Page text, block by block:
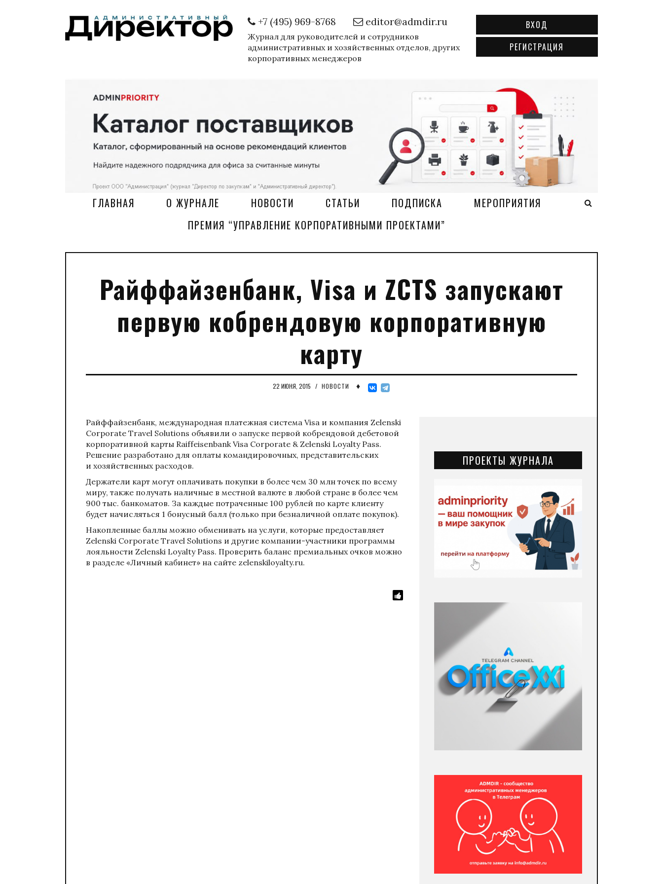
+7 (495) 969-8768 editor@admdir.ru
Журнал для руководителей и сотрудников
административных и хозяйственных отделов, других
корпоративных менеджеров
ВХОД
РЕГИСТРАЦИЯ
ГЛАВНАЯ О ЖУРНАЛЕ НОВОСТИ СТАТЬИ ПОДПИСКА
МЕРОПРИЯТИЯ
ПРЕМИЯ “УПРАВЛЕНИЕ КОРПОРАТИВНЫМИ ПРОЕКТАМИ”
Райффайзенбанк, Visa и ZCTS запускают
первую кобрендовую корпоративную
карту
22 ИЮНЯ, 2015 / НОВОСТИ ♦
Райффайзенбанк, международная платежная система Visa и компания Zelenski
Corporate Travel Solutions объявили о запуске первой кобрендовой дебетовой
корпоративной карты Raiffeisenbank Visa Corporate & Zelenski Loyalty Pass.
Решение разработано для оплаты командировочных, представительских
и хозяйственных расходов.
Держатели карт могут оплачивать покупки в более чем 30 млн точек по всему
миру, также получать наличные в местной валюте в любой стране в более чем
900 тыс. банкоматов. За каждые потраченные 100 рублей по карте клиенту
будет начисляться 1 бонусный балл (только при безналичной оплате покупок).
Накопленные баллы можно обменивать на услуги, которые предоставляет
Zelenski Corporate Travel Solutions и другие компании-участники программы
лояльности Zelenski Loyalty Pass. Проверить баланс премиальных очков можно
в разделе «Личный кабинет» на сайте zelenskiloyalty.ru.
ПРОЕКТЫ ЖУРНАЛА